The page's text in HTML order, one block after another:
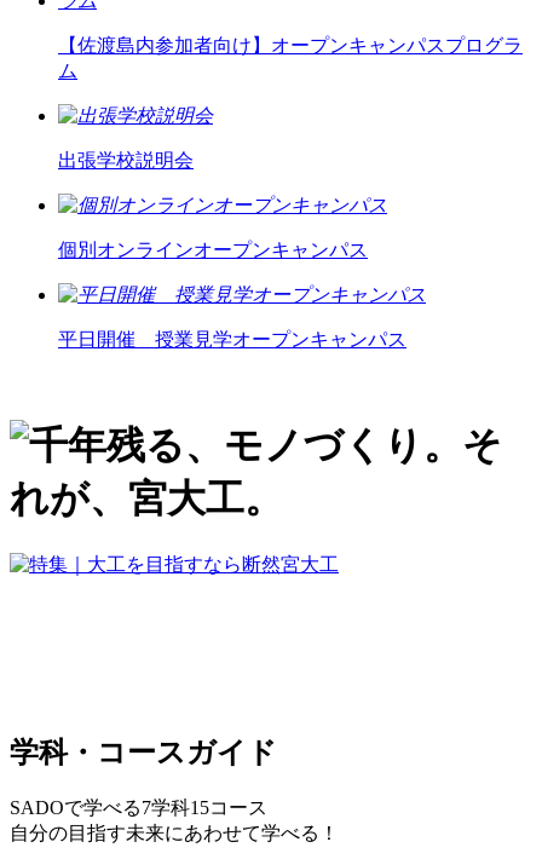
【佐渡島内参加者向け】オープンキャンパスプログラ
ム
出張学校説明会
個別オンラインオープンキャンパス
平日開催 授業見学オープンキャンパス
学科・コースガイド
SADOで学べる7学科15コース
自分の目指す未来にあわせて学べる！